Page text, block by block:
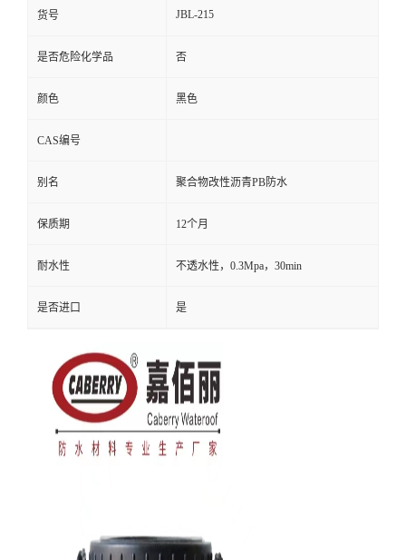
货号 JBL-215
是否危险化学品 否
颜色 黑色
CAS编号
别名 聚合物改性沥青PB防水
保质期 12个月
耐水性 不透水性，0.3Mpa，30min
是否进口 是